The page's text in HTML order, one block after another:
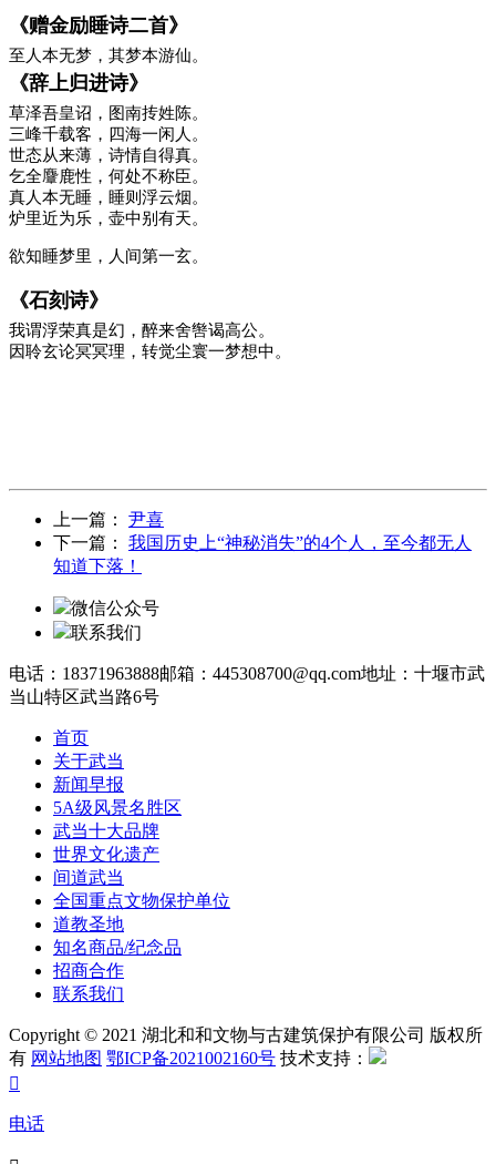
《赠金励睡诗二首》
至人本无梦，其梦本游仙。
《辞上归进诗》
草泽吾皇诏，图南抟姓陈。
三峰千载客，四海一闲人。
世态从来薄，诗情自得真。
乞全麞鹿性，何处不称臣。
真人本无睡，睡则浮云烟。
炉里近为乐，壶中别有天。
欲知睡梦里，人间第一玄。
《石刻诗》
我谓浮荣真是幻，醉来舍辔谒高公。
因聆玄论冥冥理，转觉尘寰一梦想中。
上一篇： 尹喜
下一篇： 我国历史上“神秘消失”的4个人，至今都无人
知道下落！
微信公众号
联系我们
电话：18371963888邮箱：445308700@qq.com地址：十堰市武
当山特区武当路6号
首页
关于武当
新闻早报
5A级风景名胜区
武当十大品牌
世界文化遗产
间道武当
全国重点文物保护单位
道教圣地
知名商品/纪念品
招商合作
联系我们
Copyright © 2021 湖北和和文物与古建筑保护有限公司 版权所
有 网站地图 鄂ICP备2021002160号 技术支持：

电话